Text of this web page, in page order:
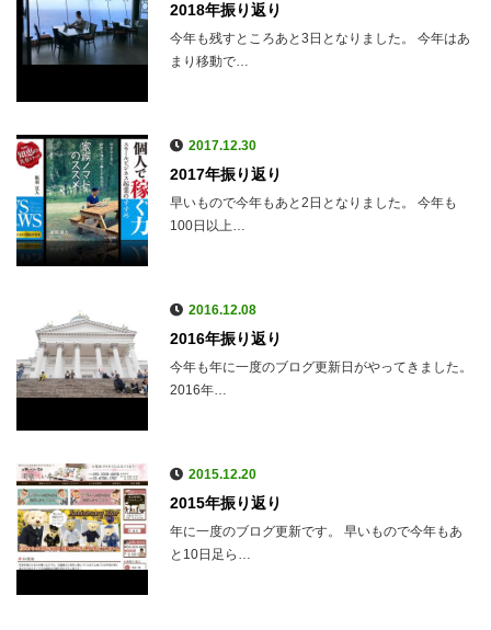
2018年振り返り
今年も残すところあと3日となりました。 今年はあ
まり移動で…
2017.12.30
2017年振り返り
早いもので今年もあと2日となりました。 今年も
100日以上…
2016.12.08
2016年振り返り
今年も年に一度のブログ更新日がやってきました。
2016年…
2015.12.20
2015年振り返り
年に一度のブログ更新です。 早いもので今年もあ
と10日足ら…